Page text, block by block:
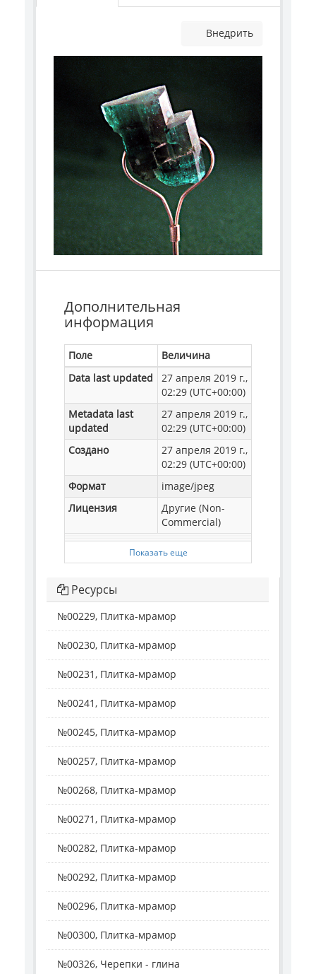
Внедрить
Дополнительная
информация
Поле
Величина
Data last updated
27 апреля 2019 г.,
02:29 (UTC+00:00)
Metadata last
updated
27 апреля 2019 г.,
02:29 (UTC+00:00)
Создано
27 апреля 2019 г.,
02:29 (UTC+00:00)
Формат
image/jpeg
Лицензия
Другие (Non-
Commercial)
Показать еще
Ресурсы
№00229, Плитка-мрамор
№00230, Плитка-мрамор
№00231, Плитка-мрамор
№00241, Плитка-мрамор
№00245, Плитка-мрамор
№00257, Плитка-мрамор
№00268, Плитка-мрамор
№00271, Плитка-мрамор
№00282, Плитка-мрамор
№00292, Плитка-мрамор
№00296, Плитка-мрамор
№00300, Плитка-мрамор
№00326, Черепки - глина